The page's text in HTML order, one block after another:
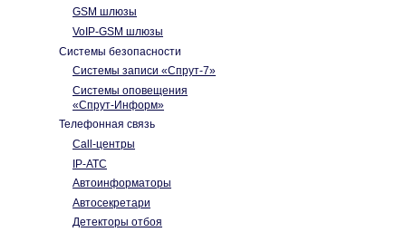
GSM шлюзы
VoIP-GSM шлюзы
Системы безопасности
Системы записи «Спрут-7»
Системы оповещения
«Спрут-Информ»
Телефонная связь
Call-центры
IP-АТС
Автоинформаторы
Автосекретари
Детекторы отбоя